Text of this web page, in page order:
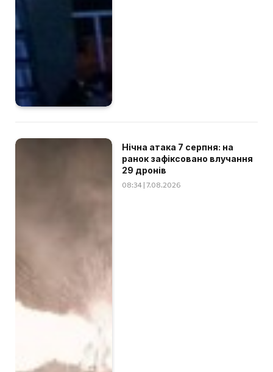
Нічна атака 7 серпня: на
ранок зафіксовано влучання
29 дронів
08:34 | 7.08.2026